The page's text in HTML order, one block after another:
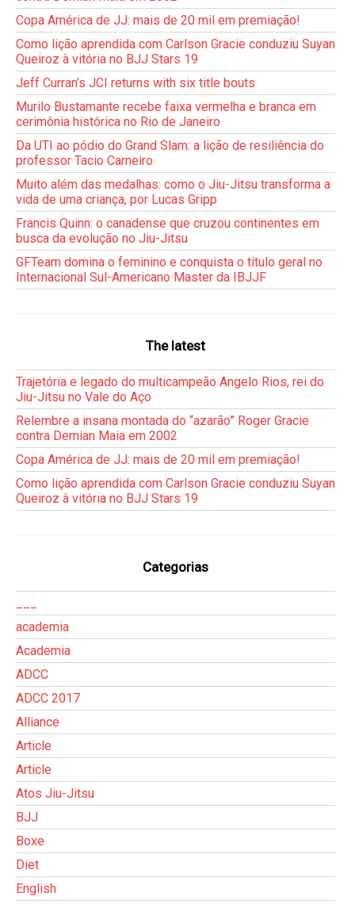
Copa América de JJ: mais de 20 mil em premiação!
Como lição aprendida com Carlson Gracie conduziu Suyan
Queiroz à vitória no BJJ Stars 19
Jeff Curran’s JCI returns with six title bouts
Murilo Bustamante recebe faixa vermelha e branca em
cerimônia histórica no Rio de Janeiro
Da UTI ao pódio do Grand Slam: a lição de resiliência do
professor Tacio Carneiro
Muito além das medalhas: como o Jiu-Jitsu transforma a
vida de uma criança, por Lucas Gripp
Francis Quinn: o canadense que cruzou continentes em
busca da evolução no Jiu-Jitsu
GFTeam domina o feminino e conquista o título geral no
Internacional Sul-Americano Master da IBJJF
The latest
Trajetória e legado do multicampeão Angelo Rios, rei do
Jiu-Jitsu no Vale do Aço
Relembre a insana montada do “azarão” Roger Gracie
contra Demian Maia em 2002
Copa América de JJ: mais de 20 mil em premiação!
Como lição aprendida com Carlson Gracie conduziu Suyan
Queiroz à vitória no BJJ Stars 19
Categorias
academia
Academia
ADCC
ADCC 2017
Alliance
Article
Article
Atos Jiu-Jitsu
BJJ
Boxe
Diet
English